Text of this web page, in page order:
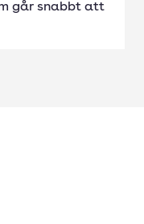
går snabbt att